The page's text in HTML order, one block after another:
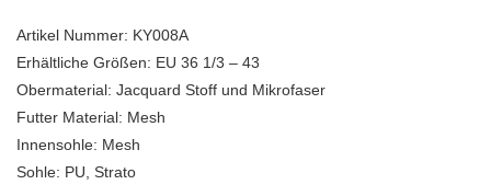
Artikel Nummer: KY008A
Erhältliche Größen: EU 36 1/3 – 43
Obermaterial: Jacquard Stoff und Mikrofaser
Futter Material: Mesh
Innensohle: Mesh
Sohle: PU, Strato